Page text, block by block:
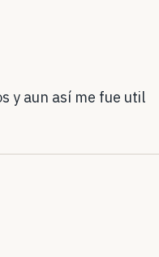
y aun así me fue util